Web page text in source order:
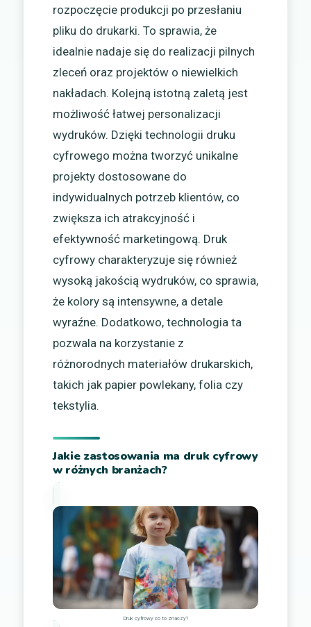
rozpoczęcie produkcji po przesłaniu
pliku do drukarki. To sprawia, że
idealnie nadaje się do realizacji pilnych
zleceń oraz projektów o niewielkich
nakładach. Kolejną istotną zaletą jest
możliwość łatwej personalizacji
wydruków. Dzięki technologii druku
cyfrowego można tworzyć unikalne
projekty dostosowane do
indywidualnych potrzeb klientów, co
zwiększa ich atrakcyjność i
efektywność marketingową. Druk
cyfrowy charakteryzuje się również
wysoką jakością wydruków, co sprawia,
że kolory są intensywne, a detale
wyraźne. Dodatkowo, technologia ta
pozwala na korzystanie z
różnorodnych materiałów drukarskich,
takich jak papier powlekany, folia czy
tekstylia.
Jakie zastosowania ma druk cyfrowy
w różnych branżach?
Druk cyfrowy co to znaczy?